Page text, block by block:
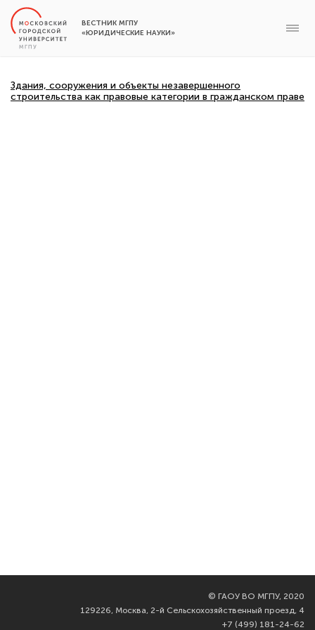
ВЕСТНИК МГПУ
«ЮРИДИЧЕСКИЕ НАУКИ»
Здания, сооружения и объекты незавершенного
строительства как правовые категории в гражданском праве
© ГАОУ ВО МГПУ, 2020
129226, Москва, 2-й Сельскохозяйственный проезд, 4
+7 (499) 181-24-62